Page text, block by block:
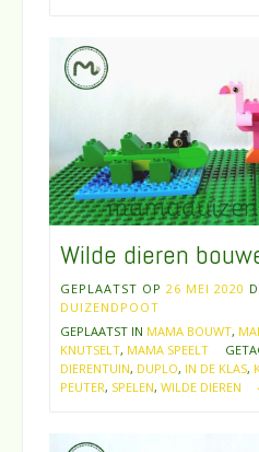
Wilde dieren
GEPLAATST OP 26 MEI 2020
DUIZENDPOOT
GEPLAATST IN MAMA BOUWT,
KNUTSELT, MAMA SPEELT
DIERENTUIN, DUPLO, IN DE KLAS,
PEUTER, SPELEN, WILDE DIEREN